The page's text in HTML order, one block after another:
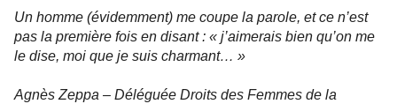
Un homme (évidemment) me coupe la parole, et ce n’est
pas la première fois en disant : « j’aimerais bien qu’on me
le dise, moi que je suis charmant… »
Agnès Zeppa – Déléguée Droits des Femmes de la